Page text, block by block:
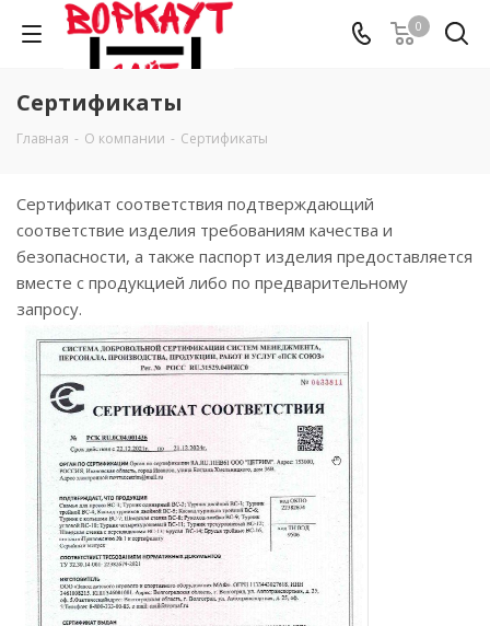
0
Сертификаты
Главная - О компании - Сертификаты
Сертификат соответствия подтверждающий
соответствие изделия требованиям качества и
безопасности, а также паспорт изделия предоставляется
вместе с продукцией либо по предварительному
запросу.